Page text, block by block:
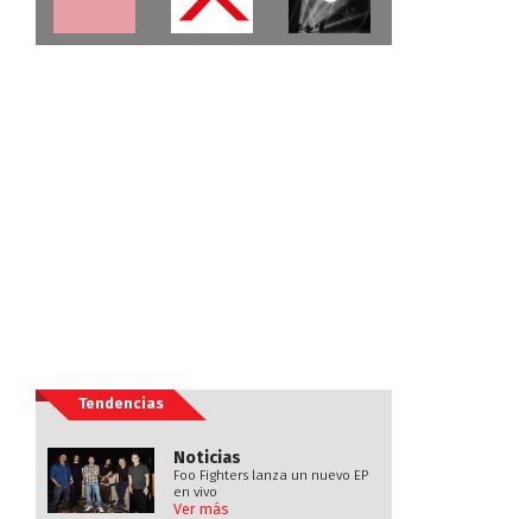
Tendencias
Noticias
Foo Fighters lanza un nuevo EP
en vivo
Ver más